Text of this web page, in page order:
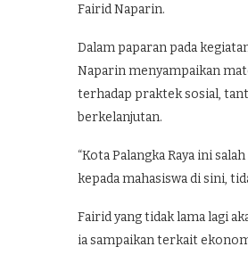
Fairid Naparin.
Dalam paparan pada
Naparin menyampaikan
terhadap praktek sosial,
berkelanjutan.
“Kota Palangka Raya ini
kepada mahasiswa di sini,
Fairid yang tidak lama lagi
ia sampaikan terkait